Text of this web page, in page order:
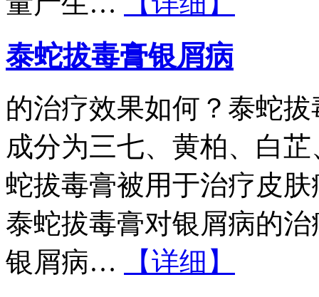
泰蛇拔毒膏银屑病
的治疗效果如何？泰蛇
成分为三七、黄柏、白
蛇拔毒膏被用于治疗皮
泰蛇拔毒膏对银屑病的
银屑病…
【详细】